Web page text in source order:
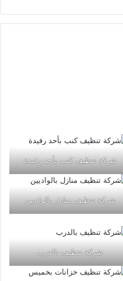
شركة تنظيف كنب بأحد رفيدة
شركة تنظيف منازل بالواديين
شركة تنظيف بالدرب